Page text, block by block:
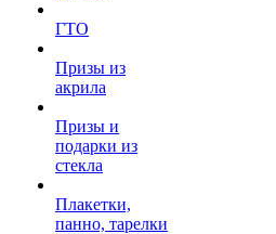
ГТО
Призы из
акрила
Призы и
подарки из
стекла
Плакетки,
панно, тарелки